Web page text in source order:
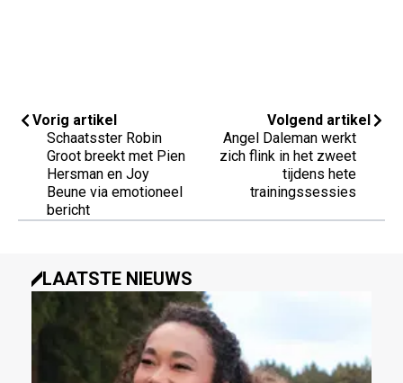
Vorig artikel
Schaatsster Robin
Groot breekt met Pien
Hersman en Joy
Beune via emotioneel
bericht
Volgend artikel
Angel Daleman werkt
zich flink in het zweet
tijdens hete
trainingssessies
LAATSTE NIEUWS